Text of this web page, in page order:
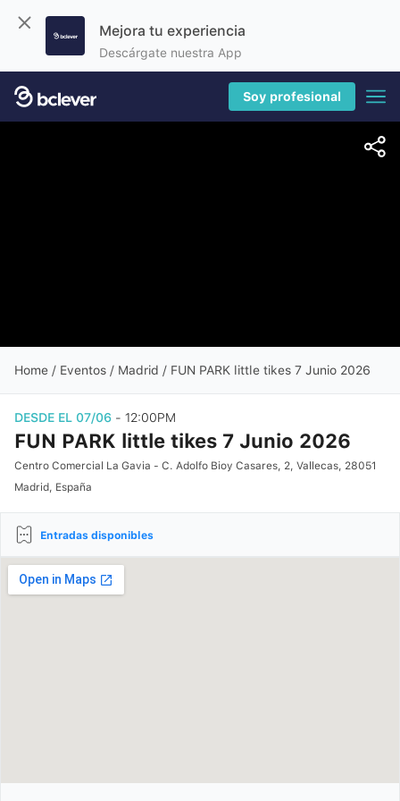
Mejora tu experiencia
Descárgate nuestra App
Soy profesional
Home / Eventos / Madrid / FUN PARK little tikes 7 Junio 2026
DESDE EL 07/06 - 12:00PM
FUN PARK little tikes 7 Junio 2026
Centro Comercial La Gavia - C. Adolfo Bioy Casares, 2, Vallecas, 28051
Madrid, España
Entradas disponibles